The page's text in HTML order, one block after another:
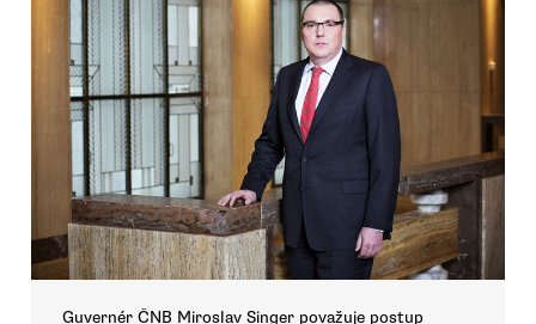
Guvernér ČNB Miroslav Singer považuje postup